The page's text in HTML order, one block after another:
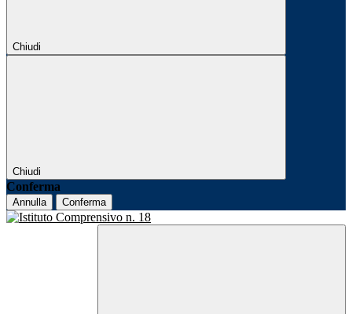
Chiudi
Chiudi
Conferma
Annulla Conferma